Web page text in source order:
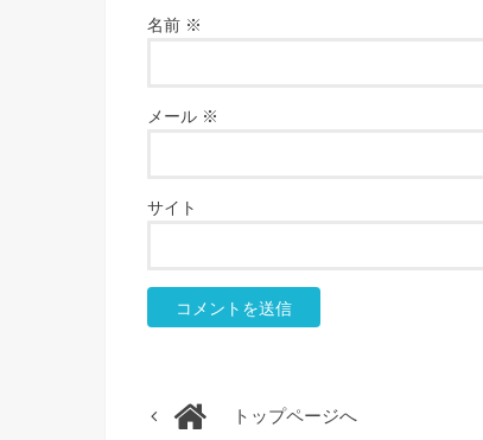
名前 ※
メール ※
サイト
トップページへ